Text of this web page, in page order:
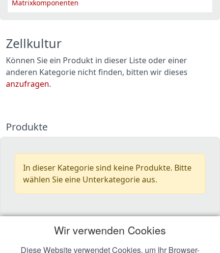
Wir verwenden Cookies
Diese Website verwendet Cookies, um Ihr Browser-
Matrixkomponenten
Zellkultur
Können Sie ein Produkt in dieser Liste oder einer
anderen Kategorie nicht finden, bitten wir dieses
anzufragen.
Produkte
In dieser Kategorie sind keine Produkte. Bitte
wählen Sie eine Unterkategorie aus.